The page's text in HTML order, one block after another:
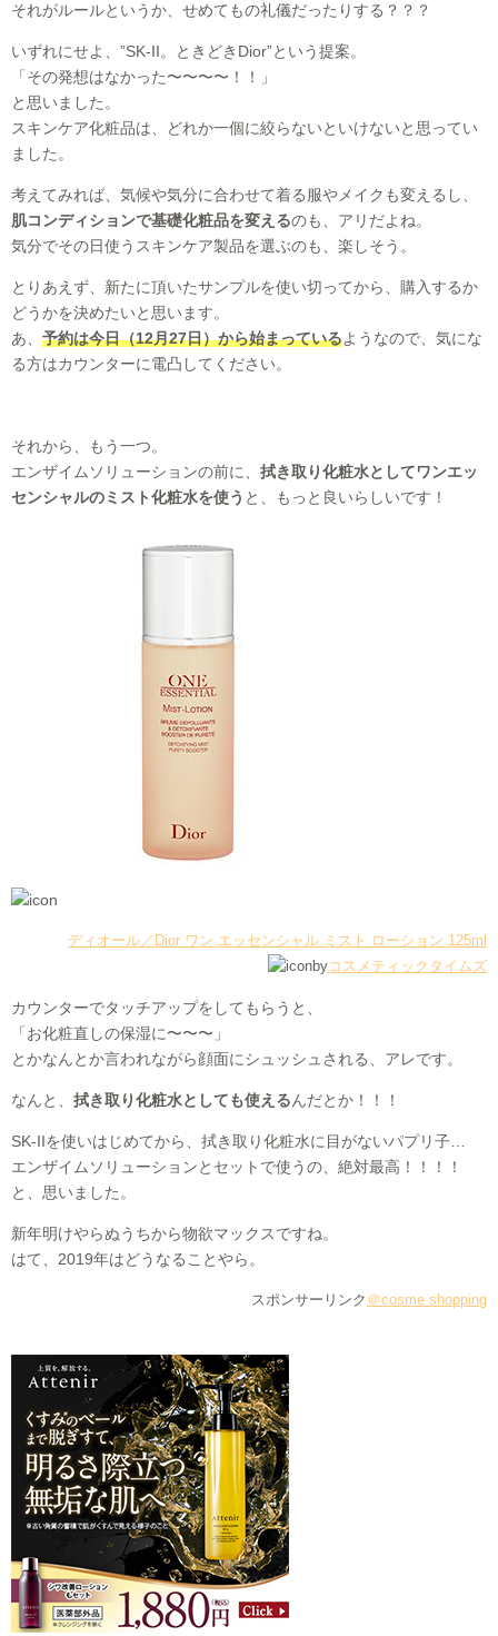
それがルールというか、せめてもの礼儀だったりする？？？
いずれにせよ、”SK-II。ときどきDior”という提案。
「その発想はなかった〜〜〜〜！！」
と思いました。
スキンケア化粧品は、どれか一個に絞らないといけないと思ってい
ました。
考えてみれば、気候や気分に合わせて着る服やメイクも変えるし、
肌コンディションで基礎化粧品を変えるのも、アリだよね。
気分でその日使うスキンケア製品を選ぶのも、楽しそう。
とりあえず、新たに頂いたサンプルを使い切ってから、購入するか
どうかを決めたいと思います。
あ、 予約は今日（12月27日）から始まっているようなので、気にな
る方はカウンターに電凸してください。
それから、もう一つ。
エンザイムソリューションの前に、 拭き取り化粧水としてワンエッ
センシャルのミスト化粧水を使う と、もっと良いらしいです！
ディオール／Dior ワン エッセンシャル ミスト ローション 125ml
byコスメティックタイムズ
カウンターでタッチアップをしてもらうと、
「お化粧直しの保湿に〜〜〜」
とかなんとか言われながら顔面にシュッシュされる、アレです。
なんと、 拭き取り化粧水としても使えるんだとか！！！
SK-IIを使いはじめてから、拭き取り化粧水に目がないパプリ子…
エンザイムソリューションとセットで使うの、絶対最高！！！！
と、思いました。
新年明けやらぬうちから物欲マックスですね。
はて、2019年はどうなることやら。
スポンサーリンク ＠cosme shopping